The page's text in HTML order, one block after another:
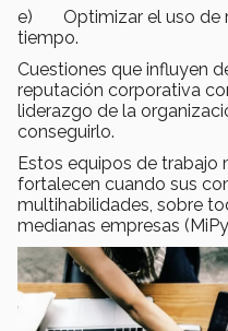
e) Optimizar el uso de
tiempo.
Cuestiones que influyen
reputación corporativa
liderazgo de la
conseguirlo.
Estos equipos de trabajo
fortalecen cuando sus
multihabilidades, sobre
medianas empresas